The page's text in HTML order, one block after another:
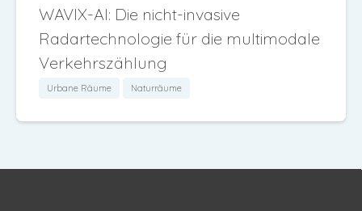
WAVIX-AI: Die nicht-invasive
Radartechnologie für die multimodale
Verkehrszählung
Urbane Räume Naturräume